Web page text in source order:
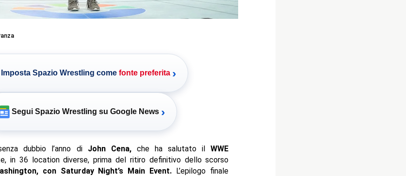
Imposta Spazio Wrestling come fonte preferita ›
Segui Spazio Wrestling su Google News ›
dubbio l’anno di John Cena,che ha salutato ilWWE
in 36 location diverse, prima del ritiro definitivo dello scorso
con Saturday Night’s Main Event. L’epilogo finale